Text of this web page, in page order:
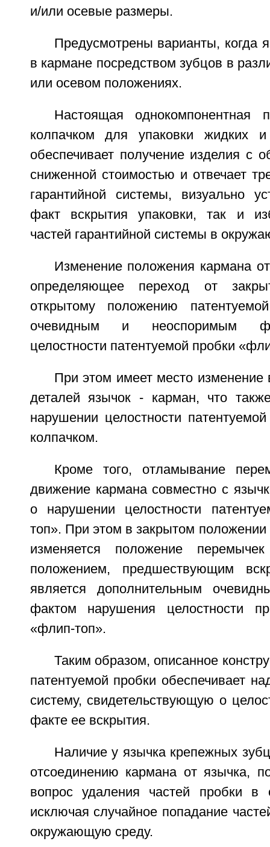
и/или осевые размеры.
Предусмотрены варианты, когда
в кармане посредством зубцов в
или осевом положениях.
Настоящая однокомпонентная
колпачком для упаковки жидких и
обеспечивает получение изделия с
сниженной стоимостью и отвечает
гарантийной системы, визуально
факт вскрытия упаковки, так и
частей гарантийной системы в
Изменение положения кармана
определяющее переход от
открытому положению
очевидным и неоспоримым
целостности патентуемой пробки
При этом имеет место
деталей язычок - карман, что
нарушении целостности
колпачком.
Кроме того, отламывание
движение кармана совместно с
о нарушении целостности
топ». При этом в закрытом
изменяется положение
положением, предшествующим
является дополнительным
фактом нарушения целостности
«флип-топ».
Таким образом, описанное
патентуемой пробки обеспечивает
систему, свидетельствующую о
факте ее вскрытия.
Наличие у язычка крепежных
отсоединению кармана от язычка,
вопрос удаления частей пробки в
исключая случайное попадание
окружающую среду.